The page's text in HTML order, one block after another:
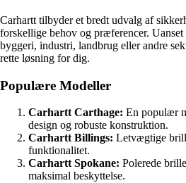
Carhartt tilbyder et bredt udvalg af
forskellige behov og præferencer.
byggeri, industri, landbrug eller andre
rette løsning for dig.
Populære Modeller
Carhartt Carthage: En populær
design og robuste konstruktion.
Carhartt Billings: Letvægtige
funktionalitet.
Carhartt Spokane: Polerede
maksimal beskyttelse.